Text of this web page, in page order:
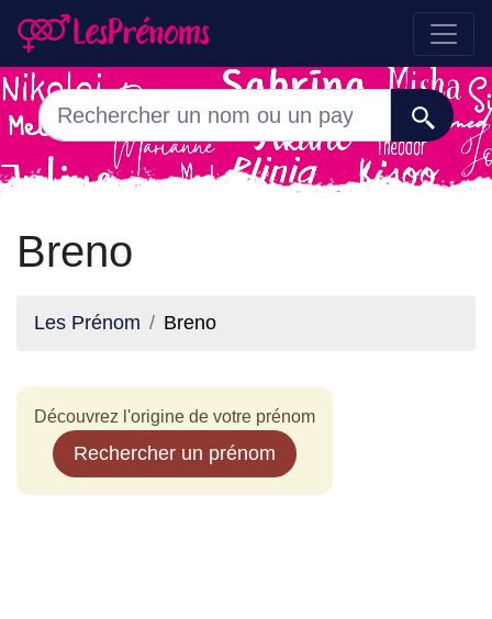
Breno
Les Prénom Breno
Découvrez l'origine de votre prénom
Rechercher un prénom